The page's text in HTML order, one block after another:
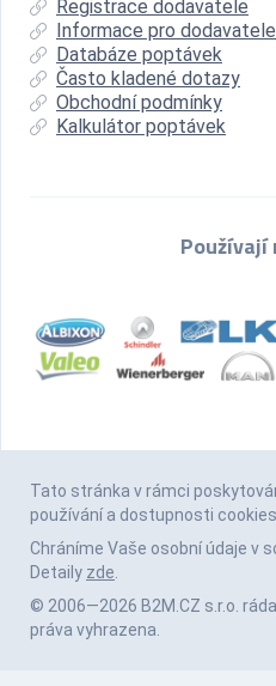
Registrace dodavatele
Informace pro dodavatele
Databáze poptávek
Často kladené dotazy
Obchodní podmínky
Kalkulátor poptávek
Používají
Tato stránka v rámci
používání a dostupnosti
Chráníme Vaše osobní údaje v
Detaily zde.
© 2006—2026 B2M.CZ s.r.o. ráda
práva vyhrazena.